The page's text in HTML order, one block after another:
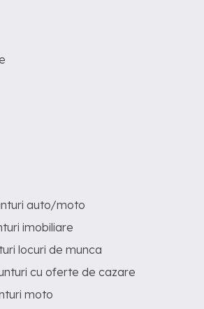
auto/moto
imobiliare
locuri de munca
cu oferte de cazare
moto